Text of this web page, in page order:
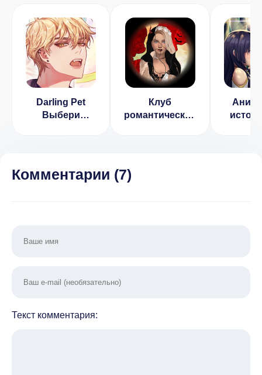
Darling Pet
Выбери
Клуб
романтических
Комментарии (7)
Текст комментария: